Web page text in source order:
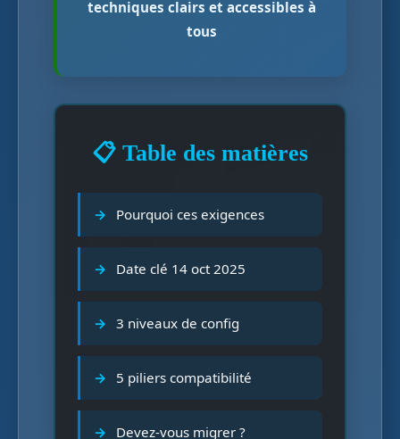
techniques clairs et accessibles à
tous
📋 Table des matières
Pourquoi ces exigences
Date clé 14 oct 2025
3 niveaux de config
5 piliers compatibilité
Devez-vous migrer ?